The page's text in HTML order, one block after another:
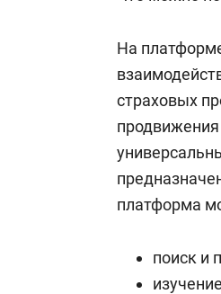
На
страховых
платформа
поиск и